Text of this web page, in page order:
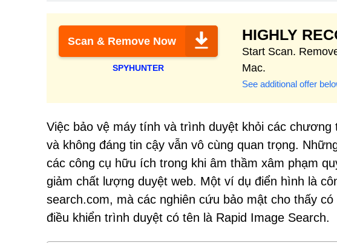
Scan & Remove Now
SPYHUNTER
HIGHLY
Start Scan.
Mac.
See additional offer
Việc bảo vệ máy tính và trình duyệt khỏi các
và không đáng tin cậy vẫn vô cùng quan trọng.
các công cụ hữu ích trong khi âm thầm xâm phạm
giảm chất lượng duyệt web. Một ví dụ điển hình là
search.com, mà các nghiên cứu bảo mật cho thấy
điều khiển trình duyệt có tên là Rapid Image Search.